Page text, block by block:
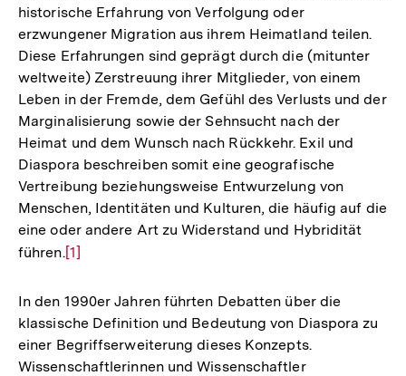
historische Erfahrung von Verfolgung oder
erzwungener Migration aus ihrem Heimatland teilen.
Diese Erfahrungen sind geprägt durch die (mitunter
weltweite) Zerstreuung ihrer Mitglieder, von einem
Leben in der Fremde, dem Gefühl des Verlusts und der
Marginalisierung sowie der Sehnsucht nach der
Heimat und dem Wunsch nach Rückkehr. Exil und
Diaspora beschreiben somit eine geografische
Vertreibung beziehungsweise Entwurzelung von
Menschen, Identitäten und Kulturen, die häufig auf die
eine oder andere Art zu Widerstand und Hybridität
führen.Zur
der
Fußnote
[1]
In den 1990er Jahren führten Debatten über die
klassische Definition und Bedeutung von Diaspora zu
einer Begriffserweiterung dieses Konzepts.
Wissenschaftlerinnen und Wissenschaftler